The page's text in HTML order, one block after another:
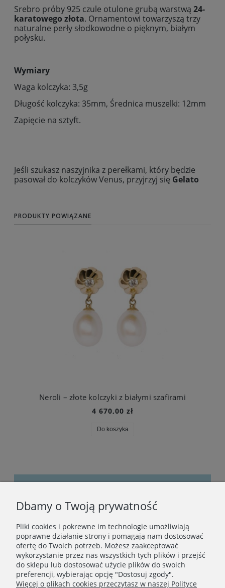
Srebro próby 925 czule otulone grubą warstwą 24-
karatowego złota. Ornamentowi towarzyszą trzy
naturalne perły słodkowodne o pięknym, białym
połysku.
Wymiary
Waga kolczyka: 3,5g
Długość kolczyka: 35mm, Średnica muszelki: 12mm
Zapięcie na sztyft.
Jeśli szukasz naszyjnika z perełkami, który będzie
pasował do kolczyków Venus, przyjrzyj się Gelato
PRODUKTY POWIĄZANE
Neroli – złote kolczyki z białymi szafirami
4 670,00 zł
Do koszyka
Bądźmy w kontakcie
Podaj swój adres e-mail, jeżeli chcesz otrzymywać
informacje o nowościach i promocjach.
Zapisz się
Dbamy o Twoją prywatność
Pliki cookies i pokrewne im technologie umożliwiają
poprawne działanie strony i pomagają nam dostosować
ofertę do Twoich potrzeb. Możesz zaakceptować
wykorzystanie przez nas wszystkich tych plików i przejść
do sklepu lub dostosować użycie plików do swoich
preferencji, wybierając opcję "Dostosuj zgody".
Więcej o plikach cookies przeczytasz w naszej Polityce